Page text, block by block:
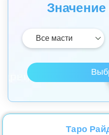
Значение
Таро